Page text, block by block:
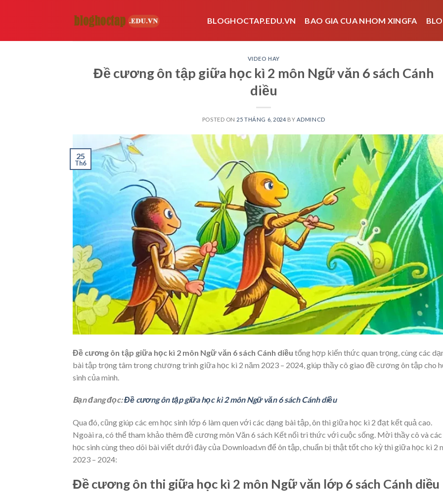
BLOGHOCTAP.EDU.VN BAO GIA CUA NHOM XINGFA
VIDEO HAY
Đề cương ôn tập giữa học kì 2 môn Ngữ văn 6 sách Cánh
diều
POSTED ON 25 THÁNG 6, 2024 BY ADMINCD
25
Th6
Đề cương ôn tập giữa học kì 2 môn Ngữ văn 6 sách Cánh diều tổng hợp kiến thức quan trọng, cùng các
bài tập trọng tâm trong chương trình giữa học kì 2 năm 2023 – 2024, giúp thầy cô giao đề cương ôn tập cho
sinh của mình.
Bạn đang đọc:Đề cương ôn tập giữa học kì 2 môn Ngữ văn 6 sách Cánh diều
Qua đó, cũng giúp các em học sinh lớp 6 làm quen với các dạng bài tập, ôn thi giữa học kì 2 đạt kết quả cao.
Ngoài ra, có thể tham khảo thêm đề cương môn Văn 6 sách Kết nối tri thức với cuộc sống. Mời thầy cô và các
học sinh cùng theo dõi bài viết dưới đây của Download.vn để ôn tập, chuẩn bị thật tốt cho kỳ thi giữa học kì 2
2023 – 2024:
Đề cương ôn thi giữa học kì 2 môn Ngữ văn lớp 6 sách Cánh diều